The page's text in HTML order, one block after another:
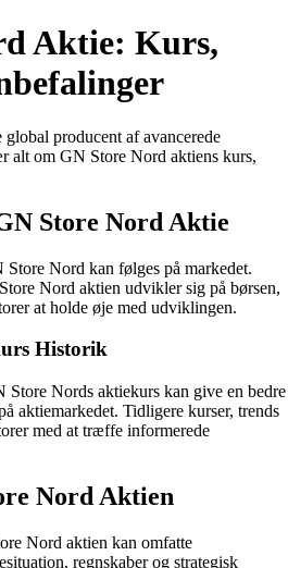
Aktie: Kurs,
producent af avancerede
alt om GN Store Nord aktiens kurs,
Store Nord Aktie
Nord kan følges på markedet.
Nord aktien udvikler sig på børsen,
at holde øje med udviklingen.
Historik
Nords aktiekurs kan give en bedre
aktiemarkedet. Tidligere kurser, trends
med at træffe informerede
Nord Aktien
Nord aktien kan omfatte
regnskaber og strategisk